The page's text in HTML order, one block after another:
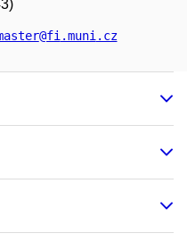
@fi.muni.cz